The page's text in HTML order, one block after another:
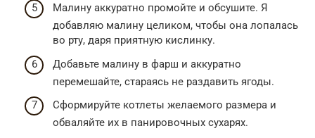
Малину аккуратно промойте и обсушите. Я
добавляю малину целиком, чтобы она лопалась
во рту, даря приятную кислинку.
Добавьте малину в фарш и аккуратно
перемешайте, стараясь не раздавить ягоды.
Сформируйте котлеты желаемого размера и
обваляйте их в панировочных сухарях.